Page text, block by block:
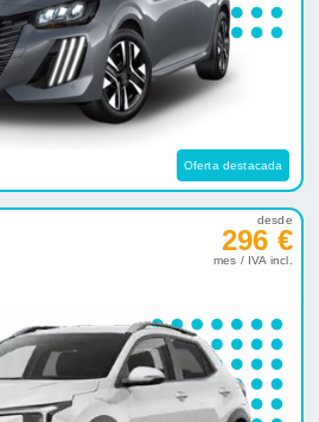
Oferta destacada
desde
296 €
mes / IVA incl.